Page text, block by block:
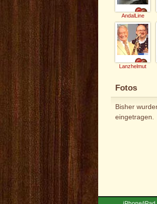
AndalLine
Lanzhelmut
Fotos
Bisher
eingetragen.